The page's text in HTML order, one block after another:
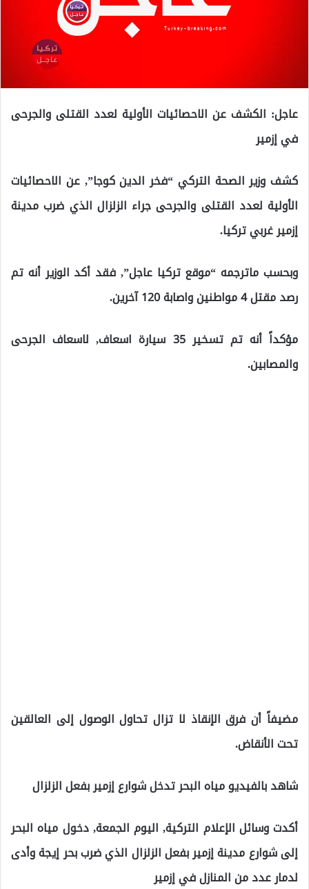
عاجل: الكشف عن الاحصائيات الأولية لعدد القتلى والجرحى
في إزمير
كشف وزير الصحة التركي “فخر الدين كوجا”, عن الاحصائيات
الأولية لعدد القتلى والجرحى جراء الزلزال الذي ضرب مدينة
إزمير غربي تركيا.
وبحسب ماترجمه “موقع تركيا عاجل”, فقد أكد الوزير أنه تم
رصد مقتل 4 مواطنين واصابة 120 آخرين.
مؤكداً أنه تم تسخير 35 سيارة اسعاف, لاسعاف الجرحى
والمصابين.
مضيفاً أن فرق الإنقاذ لا تزال تحاول الوصول إلى العالقين
تحت الأنقاض.
شاهد بالفيديو مياه البحر تدخل شوارع إزمير بفعل الزلزال
أكدت وسائل الإعلام التركية, اليوم الجمعة, دخول مياه البحر
إلى شوارع مدينة إزمير بفعل الزلزال الذي ضرب بحر إيجة وأدى
لدمار عدد من المنازل في إزمير